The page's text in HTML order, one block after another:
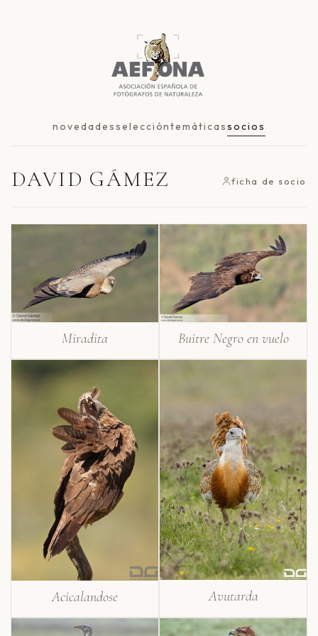
novedadesseleccióntemáticassocios
DAVID GÁMEZ ficha de socio
Miradita Buitre Negro en vuelo
Acicalandose Avutarda